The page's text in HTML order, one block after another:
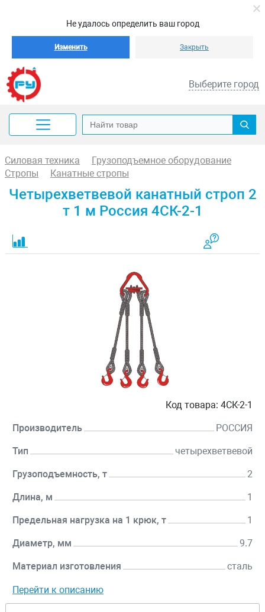
Не удалось определить ваш город
Изменить Закрыть
Выберите город
Силовая техника
Грузоподъемное оборудование
Стропы
Канатные стропы
Четырехветвевой канатный строп 2
т 1 м Россия 4СК-2-1
Код товара: 4СК-2-1
Производитель РОССИЯ
Тип четырехветвевой
Грузоподъемность, т 2
Длина, м 1
Предельная нагрузка на 1 крюк, т 1
Диаметр, мм 9.7
Материал изготовления сталь
Перейти к описанию